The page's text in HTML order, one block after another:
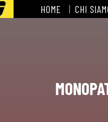
HOME CHI